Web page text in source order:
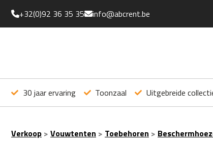
+32(0)92 36 35 35 info@abcrent.be
30 jaar ervaring Toonzaal Uitgebreide
Verkoop > Vouwtenten > Toebehoren >